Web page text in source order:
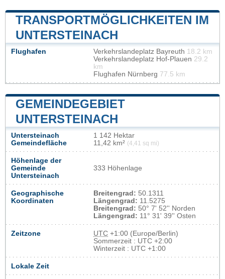
TRANSPORTMÖGLICHKEITEN IM
UNTERSTEINACH
Flughafen Verkehrslandeplatz Bayreuth 18.2 km
Verkehrslandeplatz Hof-Plauen 29.2
km
Flughafen Nürnberg 77.5 km
GEMEINDEGEBIET
UNTERSTEINACH
Untersteinach
Gemeindefläche
1 142 Hektar
11,42 km² (4,41 sq mi)
Höhenlage der
Gemeinde
Untersteinach
333 Höhenlage
Geographische
Koordinaten
Breitengrad: 50.1311
Längengrad: 11.5275
Breitengrad: 50° 7' 52'' Norden
Längengrad: 11° 31' 39'' Osten
Zeitzone UTC +1:00 (Europe/Berlin)
Sommerzeit : UTC +2:00
Winterzeit : UTC +1:00
Lokale Zeit